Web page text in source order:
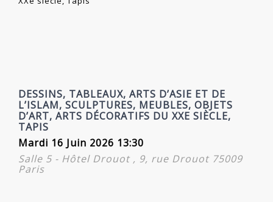
DESSINS, TABLEAUX, ARTS D’ASIE ET DE
L’ISLAM, SCULPTURES, MEUBLES, OBJETS
D’ART, ARTS DÉCORATIFS DU XXE SIÈCLE,
TAPIS
Mardi 16 Juin 2026 13:30
Salle 5 - Hôtel Drouot , 9, rue Drouot 75009
Paris